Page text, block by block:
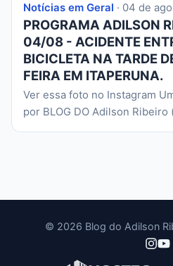
Notícias em Geral · 04 de
PROGRAMA ADILSON
04/08 - ACIDENTE
BICICLETA NA TARDE
FEIRA EM ITAPERUNA.
Ver essa foto no Instagram
por BLOG DO Adilson
© 2026 Blog do Adilson